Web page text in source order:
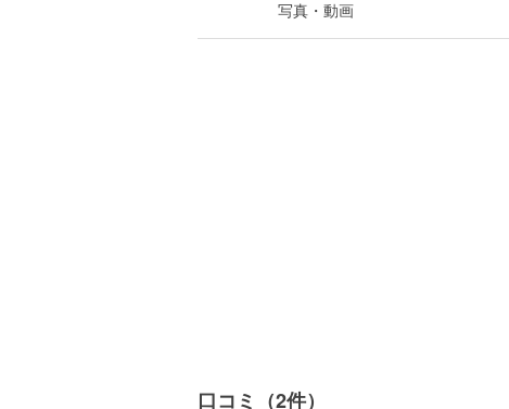
写真・動画
口コミ（2件）